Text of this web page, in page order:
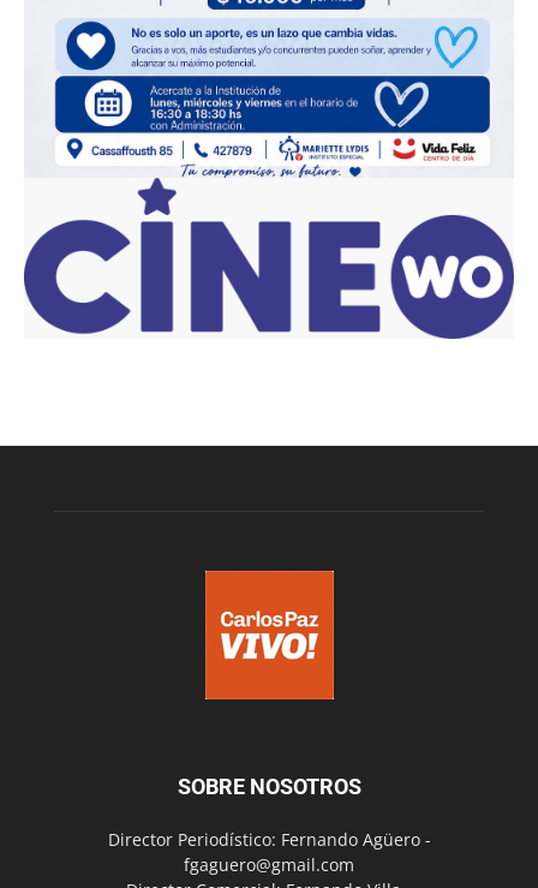
SOBRE NOSOTROS
Director Periodístico: Fernando Agüero -
fgaguero@gmail.com